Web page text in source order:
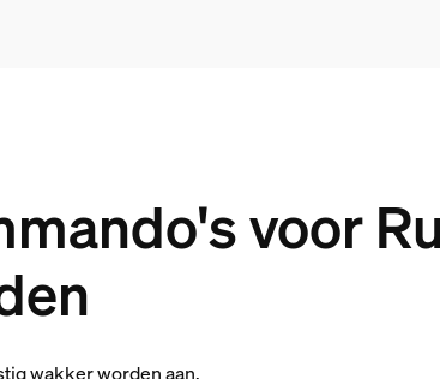
voor
wakker worden aan.